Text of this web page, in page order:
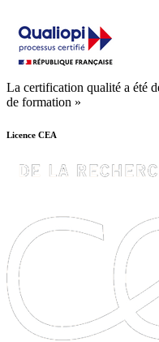
La certification qualité a été
de formation »
Licence CEA